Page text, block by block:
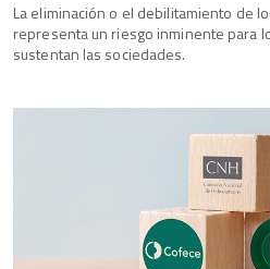
La eliminación o el debilitamiento de
representa un riesgo inminente para
sustentan las sociedades.